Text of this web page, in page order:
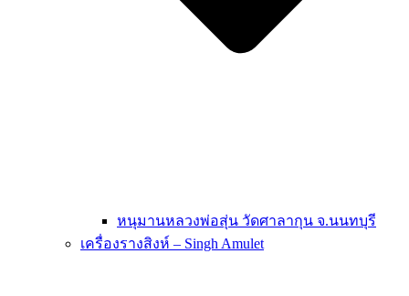
หนุมานหลวงพ่อสุ่น วัดศาลากุน จ.นนทบุรี
เครื่องรางสิงห์ – Singh Amulet